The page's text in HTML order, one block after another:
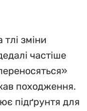
зміни
частіше
походження.
підґрунтя для